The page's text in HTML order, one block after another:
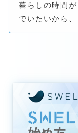
暮らしの時間
でいたいから